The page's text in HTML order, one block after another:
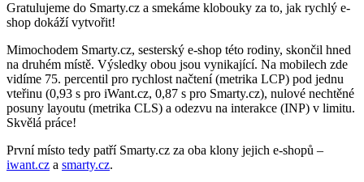
Gratulujeme do Smarty.cz a smekáme klobouky za to, jak rychlý e-
shop dokáží vytvořit!
Mimochodem Smarty.cz, sesterský e-shop této rodiny, skončil hned
na druhém místě. Výsledky obou jsou vynikající. Na mobilech zde
vidíme 75. percentil pro rychlost načtení (metrika LCP) pod jednu
vteřinu (0,93 s pro iWant.cz, 0,87 s pro Smarty.cz), nulové nechtěné
posuny layoutu (metrika CLS) a odezvu na interakce (INP) v limitu.
Skvělá práce!
První místo tedy patří Smarty.cz za oba klony jejich e-shopů –
iwant.cz a smarty.cz.